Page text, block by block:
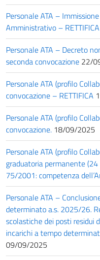
Personale ATA –
Amministrativo – RETTIFICA
Personale ATA – Decreto
seconda convocazione 22/
Personale ATA (profilo
convocazione – RETTIFICA
Personale ATA (profilo
convocazione. 18/09/2025
Personale ATA (profilo
graduatoria permanente
75/2001: competenza
Personale ATA –
determinato a.s. 2025/26.
scolastiche dei posti residui
incarichi a tempo
09/09/2025